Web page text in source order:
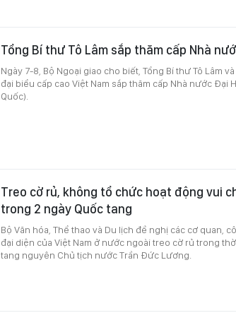
Tổng Bí thư Tô Lâm sắp thăm cấp Nhà
Ngày 7-8, Bộ Ngoại giao cho biết, Tổng Bí thư Tô Lâm
đại biểu cấp cao Việt Nam sắp thăm cấp Nhà nước Đại
Quốc).
Treo cờ rủ, không tổ chức hoạt động vui
trong 2 ngày Quốc tang
Bộ Văn hóa, Thể thao và Du lịch đề nghị các cơ quan,
đại diện của Việt Nam ở nước ngoài treo cờ rủ trong
tang nguyên Chủ tịch nước Trần Đức Lương.